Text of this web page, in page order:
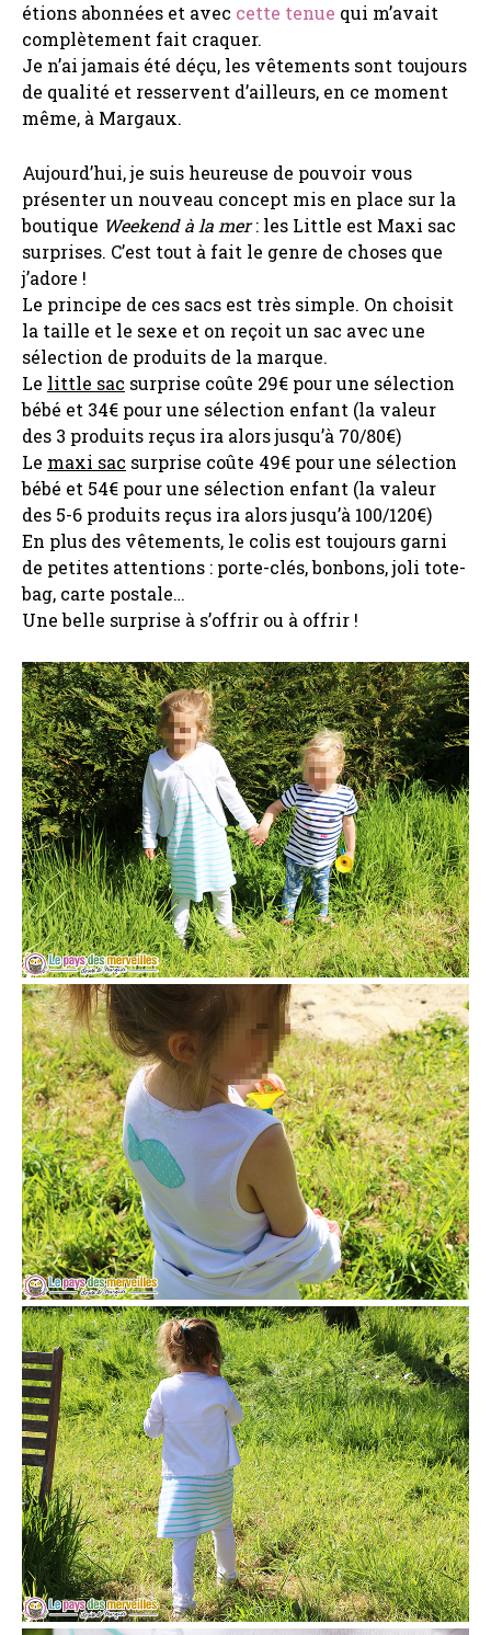
étions abonnées et avec cette tenue qui m’avait
complètement fait craquer.
Je n’ai jamais été déçu, les vêtements sont toujours
de qualité et resservent d’ailleurs, en ce moment
même, à Margaux.
Aujourd’hui, je suis heureuse de pouvoir vous
présenter un nouveau concept mis en place sur la
boutique Weekend à la mer: les Little est Maxi sac
surprises. C’est tout à fait le genre de choses que
j’adore !
Le principe de ces sacs est très simple. On choisit
la taille et le sexe et on reçoit un sac avec une
sélection de produits de la marque.
Le little sac surprise coûte 29€ pour une sélection
bébé et 34€ pour une sélection enfant (la valeur
des 3 produits reçus ira alors jusqu’à 70/80€)
Le maxi sac surprise coûte 49€ pour une sélection
bébé et 54€ pour une sélection enfant (la valeur
des 5-6 produits reçus ira alors jusqu’à 100/120€)
En plus des vêtements, le colis est toujours garni
de petites attentions : porte-clés, bonbons, joli tote-
bag, carte postale…
Une belle surprise à s’offrir ou à offrir !